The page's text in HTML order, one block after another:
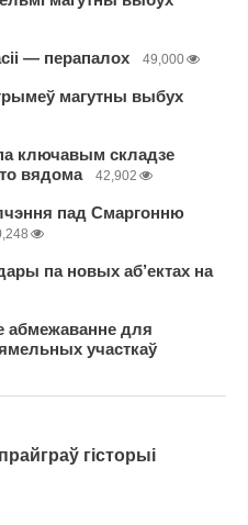
— перапалох 49,000
магутны выбух
ключавым складзе
вядома
42,902
пад Смаргонню
па новых аб’ектах на
абмежаванне для
участкаў
гісторыі